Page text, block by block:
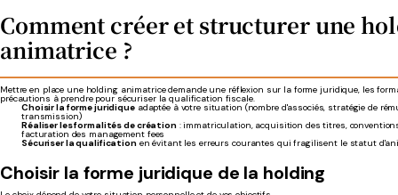
Comment créer et structurer une
animatrice ?
Mettre en place une holding animatrice demande une réflexion sur la forme juridique, les
précautions à prendre pour sécuriser la qualification fiscale.
Choisir la forme juridiqueadaptée à votre situation (nombre d'associés, stratégie de
transmission)
Réaliser les formalités de création: immatriculation, acquisition des titres,
facturation des management fees
Sécuriser la qualificationen évitant les erreurs courantes qui fragilisent le statut
Choisir la forme juridique de la holding